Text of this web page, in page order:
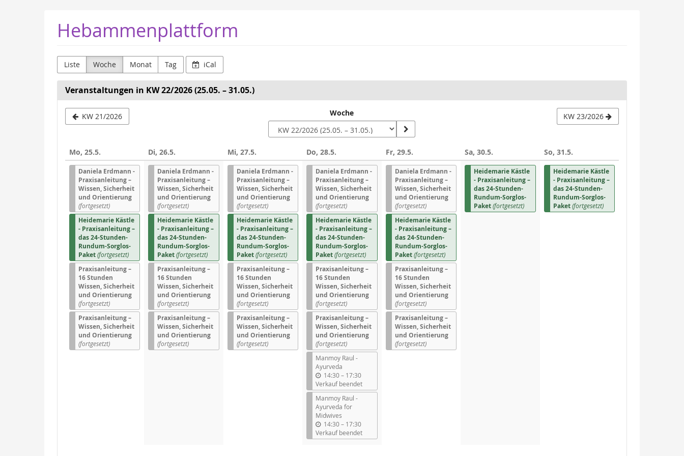
Hebammenplattform
Liste Woche Monat Tag iCal
Veranstaltungen in KW 22/2026 (25.05. – 31.05.)
KW 21/2026
auswählen
Woche KW 23/2026
Mo, 25.5.
Daniela Erdmann -
Praxisanleitung –
Wissen, Sicherheit
und Orientierung
(fortgesetzt)
Heidemarie Kästle
- Praxisanleitung –
das 24-Stunden-
Rundum-Sorglos-
Paket(fortgesetzt)
Praxisanleitung –
16 Stunden
Wissen, Sicherheit
und Orientierung
(fortgesetzt)
Praxisanleitung –
Wissen, Sicherheit
und Orientierung
(fortgesetzt)
Di, 26.5.
Daniela Erdmann -
Praxisanleitung –
Wissen, Sicherheit
und Orientierung
(fortgesetzt)
Heidemarie Kästle
- Praxisanleitung –
das 24-Stunden-
Rundum-Sorglos-
Paket(fortgesetzt)
Praxisanleitung –
16 Stunden
Wissen, Sicherheit
und Orientierung
(fortgesetzt)
Praxisanleitung –
Wissen, Sicherheit
und Orientierung
(fortgesetzt)
Mi, 27.5.
Daniela Erdmann -
Praxisanleitung –
Wissen, Sicherheit
und Orientierung
(fortgesetzt)
Heidemarie Kästle
- Praxisanleitung –
das 24-Stunden-
Rundum-Sorglos-
Paket(fortgesetzt)
Praxisanleitung –
16 Stunden
Wissen, Sicherheit
und Orientierung
(fortgesetzt)
Praxisanleitung –
Wissen, Sicherheit
und Orientierung
(fortgesetzt)
Do, 28.5.
Daniela Erdmann -
Praxisanleitung –
Wissen, Sicherheit
und Orientierung
(fortgesetzt)
Heidemarie Kästle
- Praxisanleitung –
das 24-Stunden-
Rundum-Sorglos-
Paket(fortgesetzt)
Praxisanleitung –
16 Stunden
Wissen, Sicherheit
und Orientierung
(fortgesetzt)
Praxisanleitung –
Wissen, Sicherheit
und Orientierung
(fortgesetzt)
Manmoy Raul -
Ayurveda
14:30 –b
i
s
17:30
Verkauf beendet
Manmoy Raul -
Ayurveda for
Midwives
14:30 –b
i
s
17:30
Verkauf beendet
Fr, 29.5.
Daniela Erdmann -
Praxisanleitung –
Wissen, Sicherheit
und Orientierung
(fortgesetzt)
Heidemarie Kästle
- Praxisanleitung –
das 24-Stunden-
Rundum-Sorglos-
Paket(fortgesetzt)
Praxisanleitung –
16 Stunden
Wissen, Sicherheit
und Orientierung
(fortgesetzt)
Praxisanleitung –
Wissen, Sicherheit
und Orientierung
(fortgesetzt)
Sa, 30.5.
Heidemarie Kästle
- Praxisanleitung –
das 24-Stunden-
Rundum-Sorglos-
Paket(fortgesetzt)
So, 31.5.
Heidemarie Kästle
- Praxisanleitung –
das 24-Stunden-
Rundum-Sorglos-
Paket(fortgesetzt)